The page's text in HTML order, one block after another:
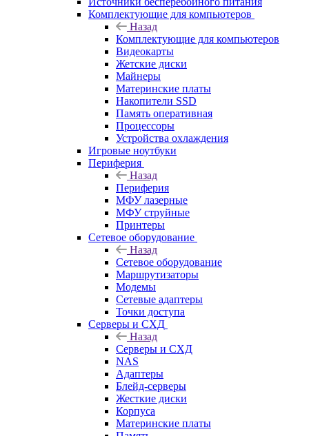
Комплектующие для компьютеров
Назад
Комплектующие для компьютеров
Видеокарты
Жетские диски
Майнеры
Материнские платы
Накопители SSD
Память оперативная
Процессоры
Устройства охлаждения
Игровые ноутбуки
Периферия
Назад
Периферия
МФУ лазерные
МФУ струйные
Принтеры
Сетевое оборудование
Назад
Сетевое оборудование
Маршрутизаторы
Модемы
Сетевые адаптеры
Точки доступа
Серверы и СХД
Назад
Серверы и СХД
NAS
Адаптеры
Блейд-серверы
Жесткие диски
Корпуса
Материнские платы